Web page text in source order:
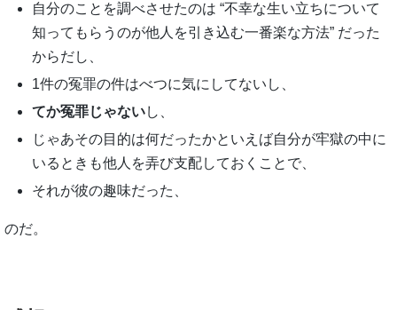
自分のことを調べさせたのは “不幸な生い立ちについて
知ってもらうのが他人を引き込む一番楽な方法” だった
からだし、
1件の冤罪の件はべつに気にしてないし、
てか冤罪じゃないし、
じゃあその目的は何だったかといえば自分が牢獄の中に
いるときも他人を弄び支配しておくことで、
それが彼の趣味だった、
のだ。